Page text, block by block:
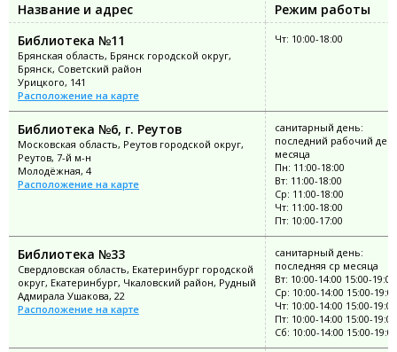
Название и адрес
Режим работы
Библиотека №11
Брянская область, Брянск городской округ,
Брянск, Советский район
Урицкого, 141
Расположение на карте
Чт: 10:00-18:00
Библиотека №6, г. Реутов
Московская область, Реутов городской округ,
Реутов, 7-й м-н
Молодёжная, 4
Расположение на карте
санитарный день:
последний рабочий
месяца
Пн: 11:00-18:00
Вт: 11:00-18:00
Ср: 11:00-18:00
Чт: 11:00-18:00
Пт: 10:00-17:00
Библиотека №33
Свердловская область, Екатеринбург городской
округ, Екатеринбург, Чкаловский район, Рудный
Адмирала Ушакова, 22
Расположение на карте
санитарный день:
последняя ср месяца
Вт: 10:00-14:00 15:00-19:00
Ср: 10:00-14:00 15:00-19:00
Чт: 10:00-14:00 15:00-19:00
Пт: 10:00-14:00 15:00-19:00
Сб: 10:00-14:00 15:00-19:00